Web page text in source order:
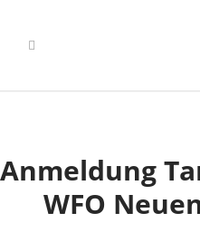
Anmeldung
WFO